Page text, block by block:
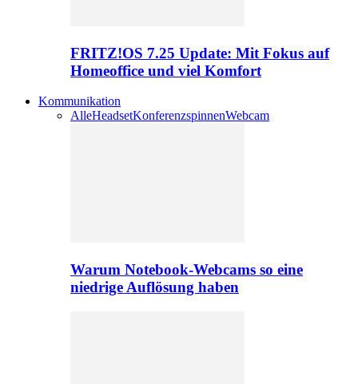
FRITZ!OS 7.25 Update: Mit Fokus auf
Homeoffice und viel Komfort
Kommunikation
AlleHeadsetKonferenzspinnenWebcam
Warum Notebook-Webcams so eine
niedrige Auflösung haben